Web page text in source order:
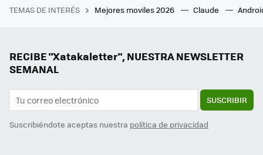
TEMAS DE INTERÉS Mejores moviles 2026 Claude
RECIBE "Xatakaletter", NUESTRA NEWSLETTER
SEMANAL
SUSCRIBIR
Suscribiéndote aceptas nuestra política de privacidad